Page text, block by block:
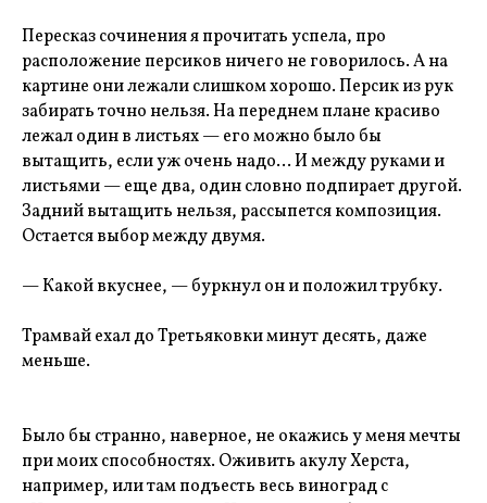
Пересказ сочинения я прочитать успела, про
расположение персиков ничего не говорилось. А на
картине они лежали слишком хорошо. Персик из рук
забирать точно нельзя. На переднем плане красиво
лежал один в листьях — его можно было бы
вытащить, если уж очень надо… И между руками и
листьями — еще два, один словно подпирает другой.
Задний вытащить нельзя, рассыпется композиция.
Остается выбор между двумя.
— Какой вкуснее, — буркнул он и положил трубку.
Трамвай ехал до Третьяковки минут десять, даже
меньше.
Было бы странно, наверное, не окажись у меня мечты
при моих способностях. Оживить акулу Херста,
например, или там подъесть весь виноград с